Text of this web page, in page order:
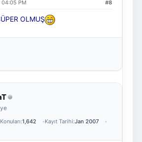
#8
PM
OLMUŞ
Konuları:1,642 Kayıt Tarihi:Jan 2007